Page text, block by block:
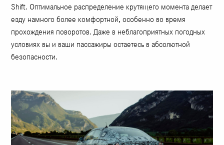
Shift. Оптимальное распределение крутящего момента делает
езду намного более комфортной, особенно во время
прохождения поворотов. Даже в неблагоприятных погодных
условиях вы и ваши пассажиры остаетесь в абсолютной
безопасности.